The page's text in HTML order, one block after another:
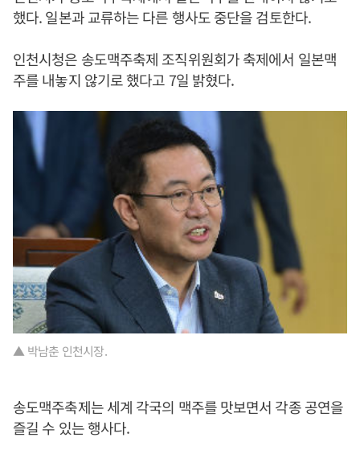
했다. 일본과 교류하는 다른 행사도 중단을 검토한다.
인천시청은 송도맥주축제 조직위원회가 축제에서 일본맥
주를 내놓지 않기로 했다고 7일 밝혔다.
▲ 박남춘 인천시장.
송도맥주축제는 세계 각국의 맥주를 맛보면서 각종 공연을
즐길 수 있는 행사다.